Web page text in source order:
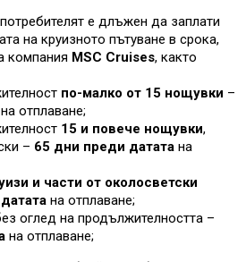
е длъжен да заплати
на круизното пътуване в срока,
компания MSC Cruises, както
по-малко от 15 нощувки –
на отплаване;
15 и повече нощувки,
– 65 дни преди датата на
и части от околосветски
на отплаване;
оглед на продължителността –
на отплаване;